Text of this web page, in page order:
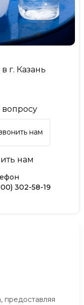
г. Казань
нам
нам
302-58-19